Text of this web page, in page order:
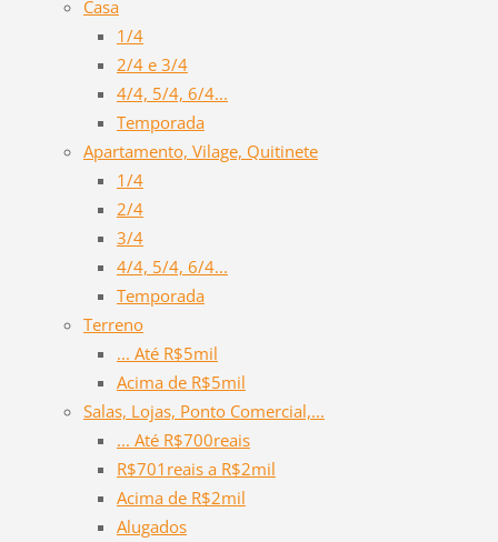
Casa
1/4
2/4 e 3/4
4/4, 5/4, 6/4...
Temporada
Apartamento, Vilage, Quitinete
1/4
2/4
3/4
4/4, 5/4, 6/4...
Temporada
Terreno
... Até R$5mil
Acima de R$5mil
Salas, Lojas, Ponto Comercial,...
... Até R$700reais
R$701reais a R$2mil
Acima de R$2mil
Alugados